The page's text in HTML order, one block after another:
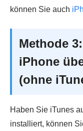
können Sie auch
Methode
iPhone
(ohne
Haben Sie iTunes
installiert, können